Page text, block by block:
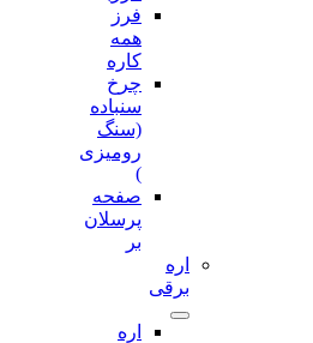
فرز
چرخ
سنباده
رومیزی
صفحه
پرسلان